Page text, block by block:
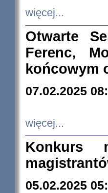
więcej...
Otwarte
Ferenc,
końcowym
07.02.2025
więcej...
Konkurs
05.02.2025